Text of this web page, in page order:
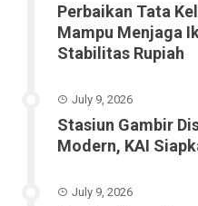
Perbaikan Tata
Mampu Menjaga
Stabilitas Rupiah
July 9, 2026
Stasiun Gambir
Modern, KAI
July 9, 2026